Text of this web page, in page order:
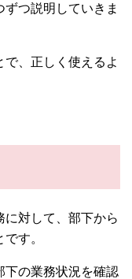
つ説明していきま
、正しく使えるよ
対して、部下から
す。
下の業務状況を確認